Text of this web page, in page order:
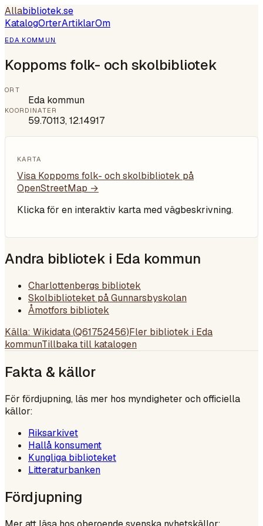
Allabibliotek.se
KatalogOrterArtiklarOm
EDA KOMMUN
Koppoms folk- och skolbibliotek
ORT
Eda kommun
KOORDINATER
59.70113,12.14917
KARTA
Visa Koppoms folk- och skolbibliotek på
OpenStreetMap →
Klicka för en interaktiv karta med vägbeskrivning.
Andra bibliotek i Eda kommun
Charlottenbergs bibliotek
Skolbiblioteket på Gunnarsbyskolan
Åmotfors bibliotek
Källa: Wikidata (Q61752456)Fler bibliotek i Eda
kommunTillbaka till katalogen
Fakta & källor
För fördjupning, läs mer hos myndigheter och officiella
källor:
Riksarkivet
Hallå konsument
Kungliga biblioteket
Litteraturbanken
Fördjupning